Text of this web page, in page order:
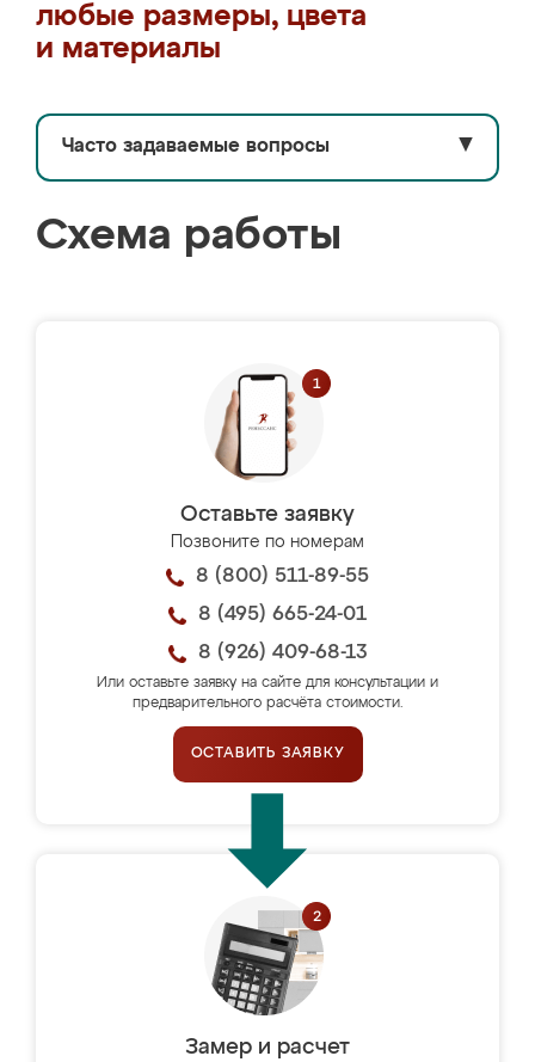
любые размеры, цвета
и материалы
Часто задаваемые вопросы ▼
Схема работы
Оставьте заявку
Позвоните по номерам
8 (800) 511-89-55
8 (495) 665-24-01
8 (926) 409-68-13
Или оставьте заявку на сайте для консультации и
предварительного расчёта стоимости.
ОСТАВИТЬ ЗАЯВКУ
Замер и расчет